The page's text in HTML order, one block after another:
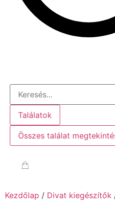
Találatok
Összes találat
Kezdőlap / Divat kiegészítők